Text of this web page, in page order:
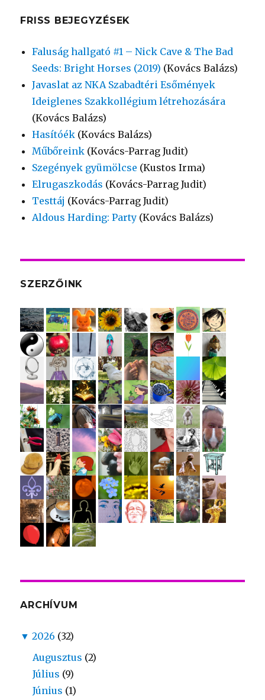
FRISS BEJEGYZÉSEK
Faluság hallgató #1 – Nick Cave & The Bad
Seeds: Bright Horses (2019) (Kovács Balázs)
Javaslat az NKA Szabadtéri Esőmények
Ideiglenes Szakkollégium létrehozására
(Kovács Balázs)
Hasítóék (Kovács Balázs)
Műbőreink (Kovács-Parrag Judit)
Szegények gyümölcse (Kustos Irma)
Elrugaszkodás (Kovács-Parrag Judit)
Testtáj (Kovács-Parrag Judit)
Aldous Harding: Party (Kovács Balázs)
SZERZŐINK
ARCHÍVUM
▼ 2026 (32)
Augusztus (2)
Július (9)
Június (1)